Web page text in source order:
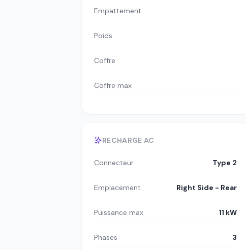
Empattement
Poids
Coffre
Coffre max
RECHARGE AC
Connecteur Type 2
Emplacement Right Side - Rear
Puissance max 11 kW
Phases 3